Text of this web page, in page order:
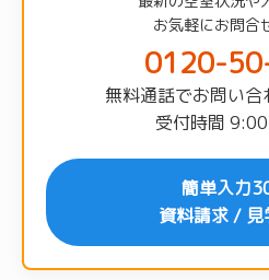
お気軽にお問合
0120-
無料通話でお問い合
受付時間
簡単入力
資料請求 / 見